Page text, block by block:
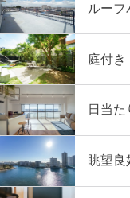
ルーフ
庭付き
日当
眺望良